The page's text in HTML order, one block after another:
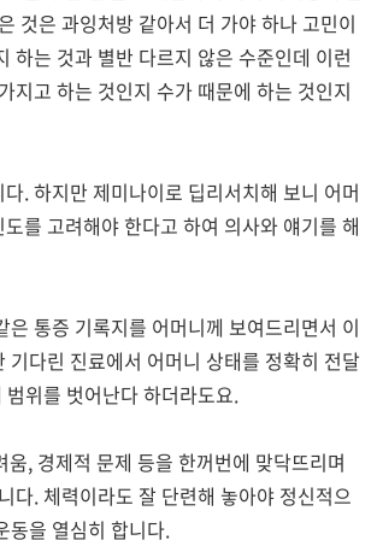
것은 과잉처방 같아서 더 가야 하나 고민이
하는 것과 별반 다르지 않은 수준인데 이런
지고 하는 것인지 수가 때문에 하는 것인지
. 하지만 제미나이로 딥리서치해 보니 어머
를 고려해야 한다고 하여 의사와 얘기를 해
통증 기록지를 어머니께 보여드리면서 이
다린 진료에서 어머니 상태를 정확히 전달
위를 벗어난다 하더라도요.
, 경제적 문제 등을 한꺼번에 맞닥뜨리며
다. 체력이라도 잘 단련해 놓아야 정신적으
동을 열심히 합니다.